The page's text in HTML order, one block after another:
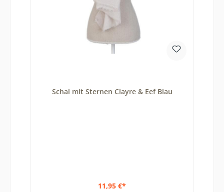
Schal mit Sternen Clayre & Eef Blau
11,95 €*